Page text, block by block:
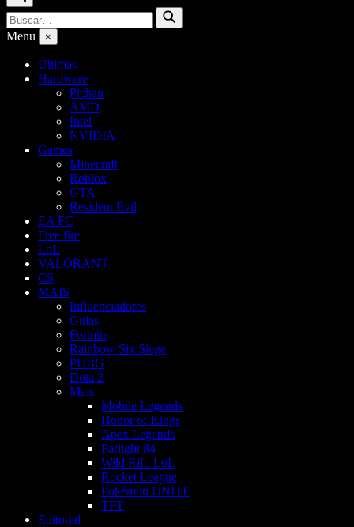
Buscar
por:
Buscar
Menu ×
Últimas
Hardware
Pichau
AMD
Intel
NVIDIA
Games
Minecraft
Roblox
GTA
Resident Evil
EA FC
Free fire
LoL
VALORANT
CS
MAIS
Influenciadores
Guias
Fortnite
Rainbow Six Siege
PUBG
Dota 2
Mais
Mobile Legends
Honor of Kings
Apex Legends
Farlight 84
Wild Rift: LoL
Rocket League
Pokémon UNITE
TFT
Editorial